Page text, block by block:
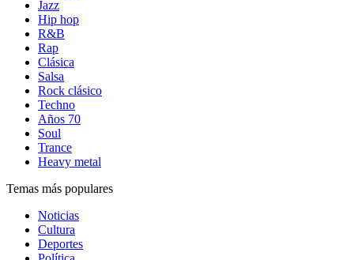
Jazz
Hip hop
R&B
Rap
Clásica
Salsa
Rock clásico
Techno
Años 70
Soul
Trance
Heavy metal
Temas más populares
Noticias
Cultura
Deportes